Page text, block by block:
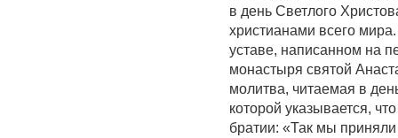
в день Светлого
христианами всего
уставе, написанном на
монастыря святой
молитва, читаемая в
которой указывается,
братии: «Так мы